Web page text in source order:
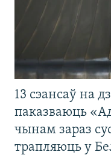
13 сэансаў на
паказваюць
чынам зараз
трапляюць у